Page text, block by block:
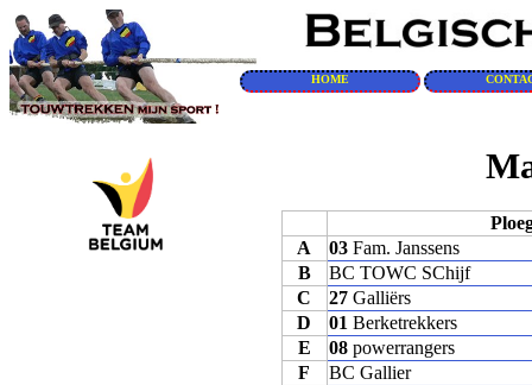
HOME
A
03 Fam. Janssens
B
BC TOWC SChijf
C
27 Galliërs
D
01 Berketrekkers
E
08 powerrangers
F
BC Gallier